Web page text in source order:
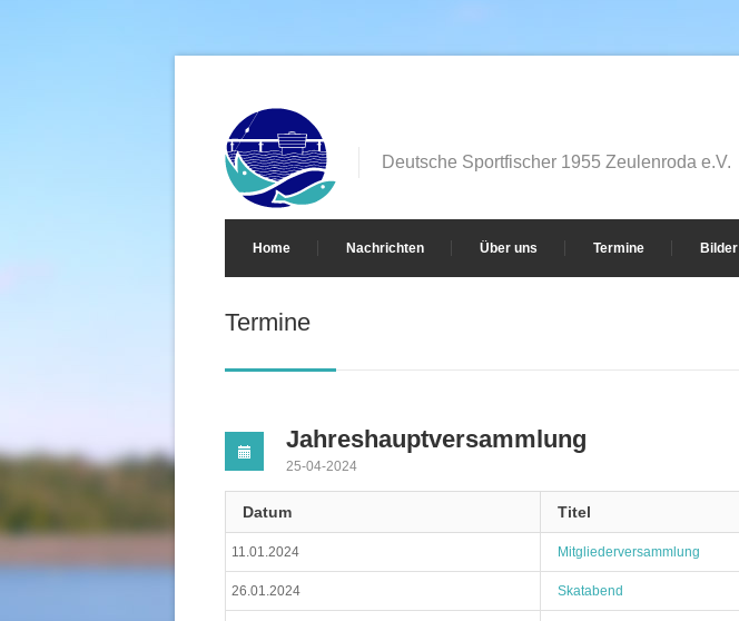
Deutsche Sportfischer 1955 Zeulenroda e.V.
Home Nachrichten Über uns Termine Bilder
Termine
Jahreshauptversammlung
25-04-2024
Datum Titel
11.01.2024 Mitgliederversammlung
26.01.2024 Skatabend